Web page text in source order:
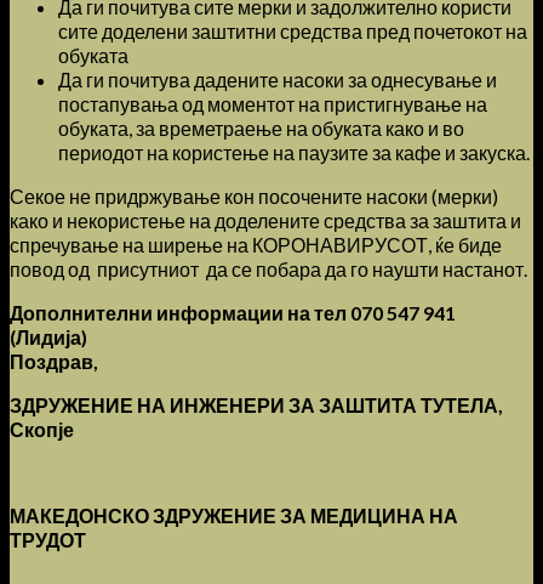
Да ги почитува сите мерки и задолжително користи
сите доделени заштитни средства пред почетокот на
обуката
Да ги почитува дадените насоки за однесување и
постапувања од моментот на пристигнување на
обуката, за времетраење на обуката како и во
периодот на користење на паузите за кафе и закуска.
Секое не придржување кон посочените насоки (мерки)
како и некористење на доделените средства за заштита и
спречување на ширење на КОРОНАВИРУСОТ, ќе биде
повод од присутниот да се побара да го наушти настанот.
Дополнителни информации на тел 070 547 941
(Лидија)
Поздрав,
ЗДРУЖЕНИЕ НА ИНЖЕНЕРИ ЗА ЗАШТИТА ТУТЕЛА,
Скопје
МАКЕДОНСКО ЗДРУЖЕНИЕ ЗА МЕДИЦИНА НА
ТРУДОТ